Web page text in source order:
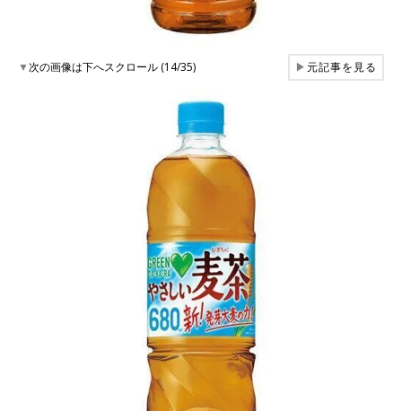
▼次の画像は下へスクロール (14/35) ▶元記事を見る